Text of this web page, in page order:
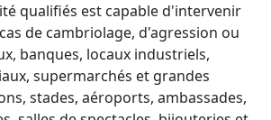
qualifiés est capable d'intervenir
de cambriolage, d'agression ou
banques, locaux industriels,
supermarchés et grandes
stades, aéroports, ambassades,